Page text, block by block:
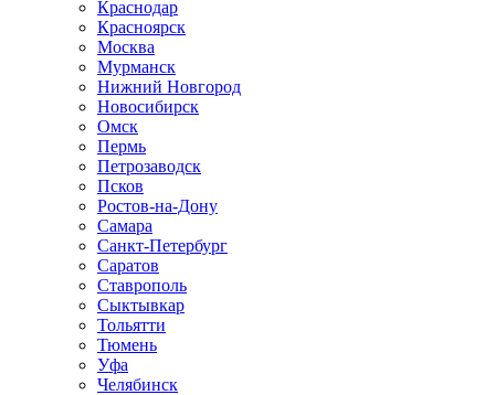
Краснодар
Красноярск
Москва
Мурманск
Нижний Новгород
Новосибирск
Омск
Пермь
Петрозаводск
Псков
Ростов-на-Дону
Самара
Санкт-Петербург
Саратов
Ставрополь
Сыктывкар
Тольятти
Тюмень
Уфа
Челябинск